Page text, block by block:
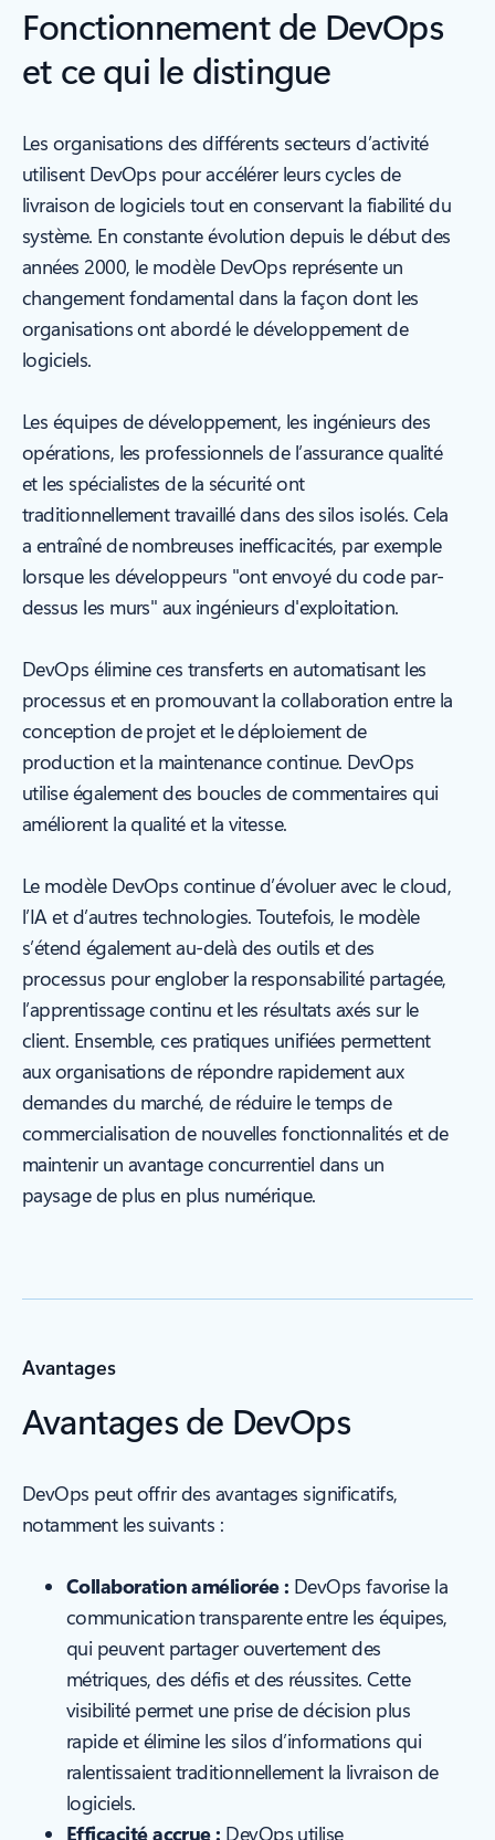
Fonctionnement de DevOps
et ce qui le distingue
Les organisations des différents secteurs d’activité
utilisent DevOps pour accélérer leurs cycles de
livraison de logiciels tout en conservant la fiabilité du
système. En constante évolution depuis le début des
années 2000, le modèle DevOps représente un
changement fondamental dans la façon dont les
organisations ont abordé le développement de
logiciels.
Les équipes de développement, les ingénieurs des
opérations, les professionnels de l’assurance qualité
et les spécialistes de la sécurité ont
traditionnellement travaillé dans des silos isolés. Cela
a entraîné de nombreuses inefficacités, par exemple
lorsque les développeurs "ont envoyé du code par-
dessus les murs" aux ingénieurs d'exploitation.
DevOps élimine ces transferts en automatisant les
processus et en promouvant la collaboration entre la
conception de projet et le déploiement de
production et la maintenance continue. DevOps
utilise également des boucles de commentaires qui
améliorent la qualité et la vitesse.
Le modèle DevOps continue d’évoluer avec le cloud,
l’IA et d’autres technologies. Toutefois, le modèle
s’étend également au-delà des outils et des
processus pour englober la responsabilité partagée,
l’apprentissage continu et les résultats axés sur le
client. Ensemble, ces pratiques unifiées permettent
aux organisations de répondre rapidement aux
demandes du marché, de réduire le temps de
commercialisation de nouvelles fonctionnalités et de
maintenir un avantage concurrentiel dans un
paysage de plus en plus numérique.
Avantages
Avantages de DevOps
DevOps peut offrir des avantages significatifs,
notamment les suivants :
Collaboration améliorée : DevOps favorise la
communication transparente entre les équipes,
qui peuvent partager ouvertement des
métriques, des défis et des réussites. Cette
visibilité permet une prise de décision plus
rapide et élimine les silos d’informations qui
ralentissaient traditionnellement la livraison de
logiciels.
Efficacité accrue : DevOps utilise